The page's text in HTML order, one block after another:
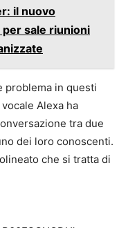
il nuovo
sale riunioni
problema in questi
Alexa ha
tra due
dei loro conoscenti.
che si tratta di